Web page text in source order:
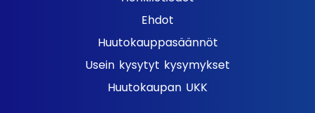
Ehdot
Huutokauppasäännöt
Usein kysytyt kysymykset
Huutokaupan UKK